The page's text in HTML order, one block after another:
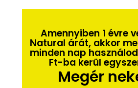
Amennyiben 1 évre
Natural árát, akkor
minden nap
Ft-ba kerül
Megér